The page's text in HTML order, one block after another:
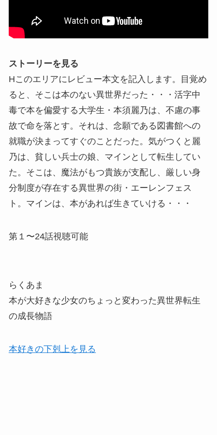
ストーリーを見る
Hこのエリアにレビュー本文を記入します。目覚め
ると、そこは本のない異世界だった・・・活字中
毒で本を偏愛する大学生・本須麗乃は、不慮の事
故で命を落とす。それは、念願である図書館への
就職が決まってすぐのことだった。気がつくと麗
乃は、貧しい兵士の娘、マインとして転生してい
た。そこは、魔法がもつ貴族が支配し、厳しい身
分制度が存在する異世界の街・エーレンフェス
ト。マインは、本があれば生きていける・・・
第１〜24話視聴可能
らくあま
本が大好きな少女のちょっと変わった異世界転生
の成長物語
本好きの下剋上を見る